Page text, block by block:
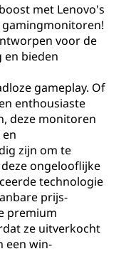
met Lenovo's
voor de
en bieden
gameplay. Of
enthousiaste
deze monitoren
zijn om te
ongelooflijke
technologie
prijs-
premium
ze uitverkocht
een win-